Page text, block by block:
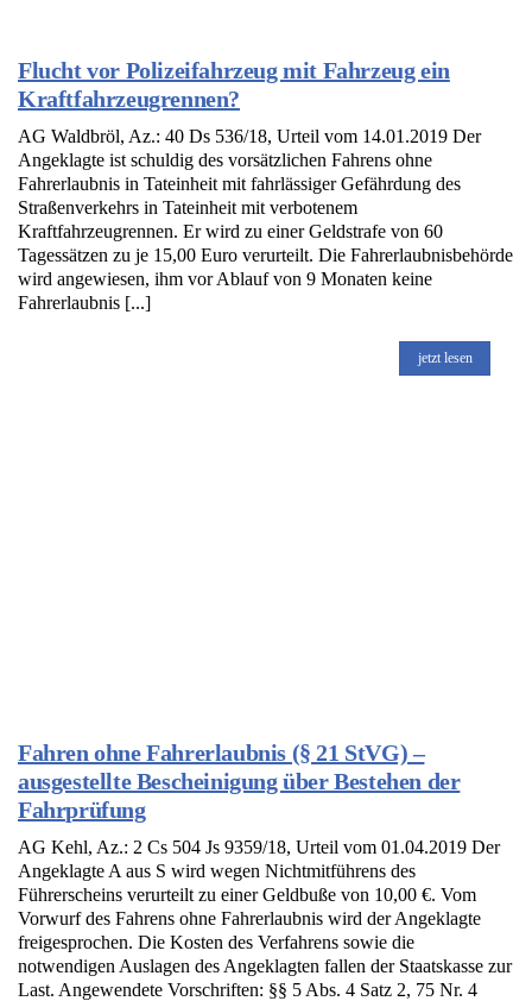
Flucht vor Polizeifahrzeug mit Fahrzeug ein
Kraftfahrzeugrennen?
AG Waldbröl, Az.: 40 Ds 536/18, Urteil vom 14.01.2019 Der
Angeklagte ist schuldig des vorsätzlichen Fahrens ohne
Fahrerlaubnis in Tateinheit mit fahrlässiger Gefährdung des
Straßenverkehrs in Tateinheit mit verbotenem
Kraftfahrzeugrennen. Er wird zu einer Geldstrafe von 60
Tagessätzen zu je 15,00 Euro verurteilt. Die Fahrerlaubnisbehörde
wird angewiesen, ihm vor Ablauf von 9 Monaten keine
Fahrerlaubnis [...]
jetzt lesen
Fahren ohne Fahrerlaubnis (§ 21 StVG) –
ausgestellte Bescheinigung über Bestehen der
Fahrprüfung
AG Kehl, Az.: 2 Cs 504 Js 9359/18, Urteil vom 01.04.2019 Der
Angeklagte A aus S wird wegen Nichtmitführens des
Führerscheins verurteilt zu einer Geldbuße von 10,00 €. Vom
Vorwurf des Fahrens ohne Fahrerlaubnis wird der Angeklagte
freigesprochen. Die Kosten des Verfahrens sowie die
notwendigen Auslagen des Angeklagten fallen der Staatskasse zur
Last. Angewendete Vorschriften: §§ 5 Abs. 4 Satz 2, 75 Nr. 4